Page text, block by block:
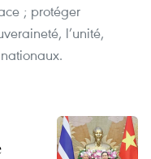
; protéger
l’unité,